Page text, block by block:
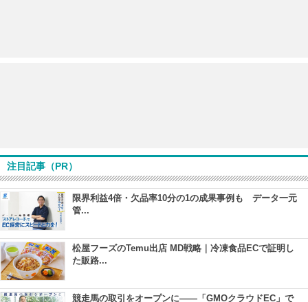
注目記事（PR）
限界利益4倍・欠品率10分の1の成果事例も データ一元
管...
松屋フーズのTemu出店 MD戦略｜冷凍食品ECで証明し
た販路...
競走馬の取引をオープンに――「GMOクラウドEC」で